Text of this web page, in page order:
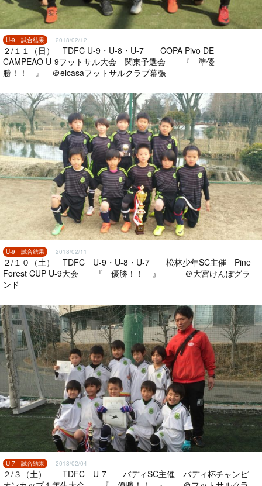
U-9 試合結果 2018/02/12
２/１１（日） TDFC U-9・U-8・U-7 COPA Pivo DE
CAMPEAO U-9フットサル大会 関東予選会 『 準優
勝！！ 』 ＠elcasaフットサルクラブ幕張
U-9 試合結果 2018/02/11
２/１０（土） TDFC U-9・U-8・U-7 松林少年SC主催 Pine
Forest CUP U-9大会 『 優勝！！ 』 ＠大宮けんぽグラ
ンド
U-7 試合結果 2018/02/04
２/３（土） TDFC U-7 バディSC主催 バディ杯チャンピ